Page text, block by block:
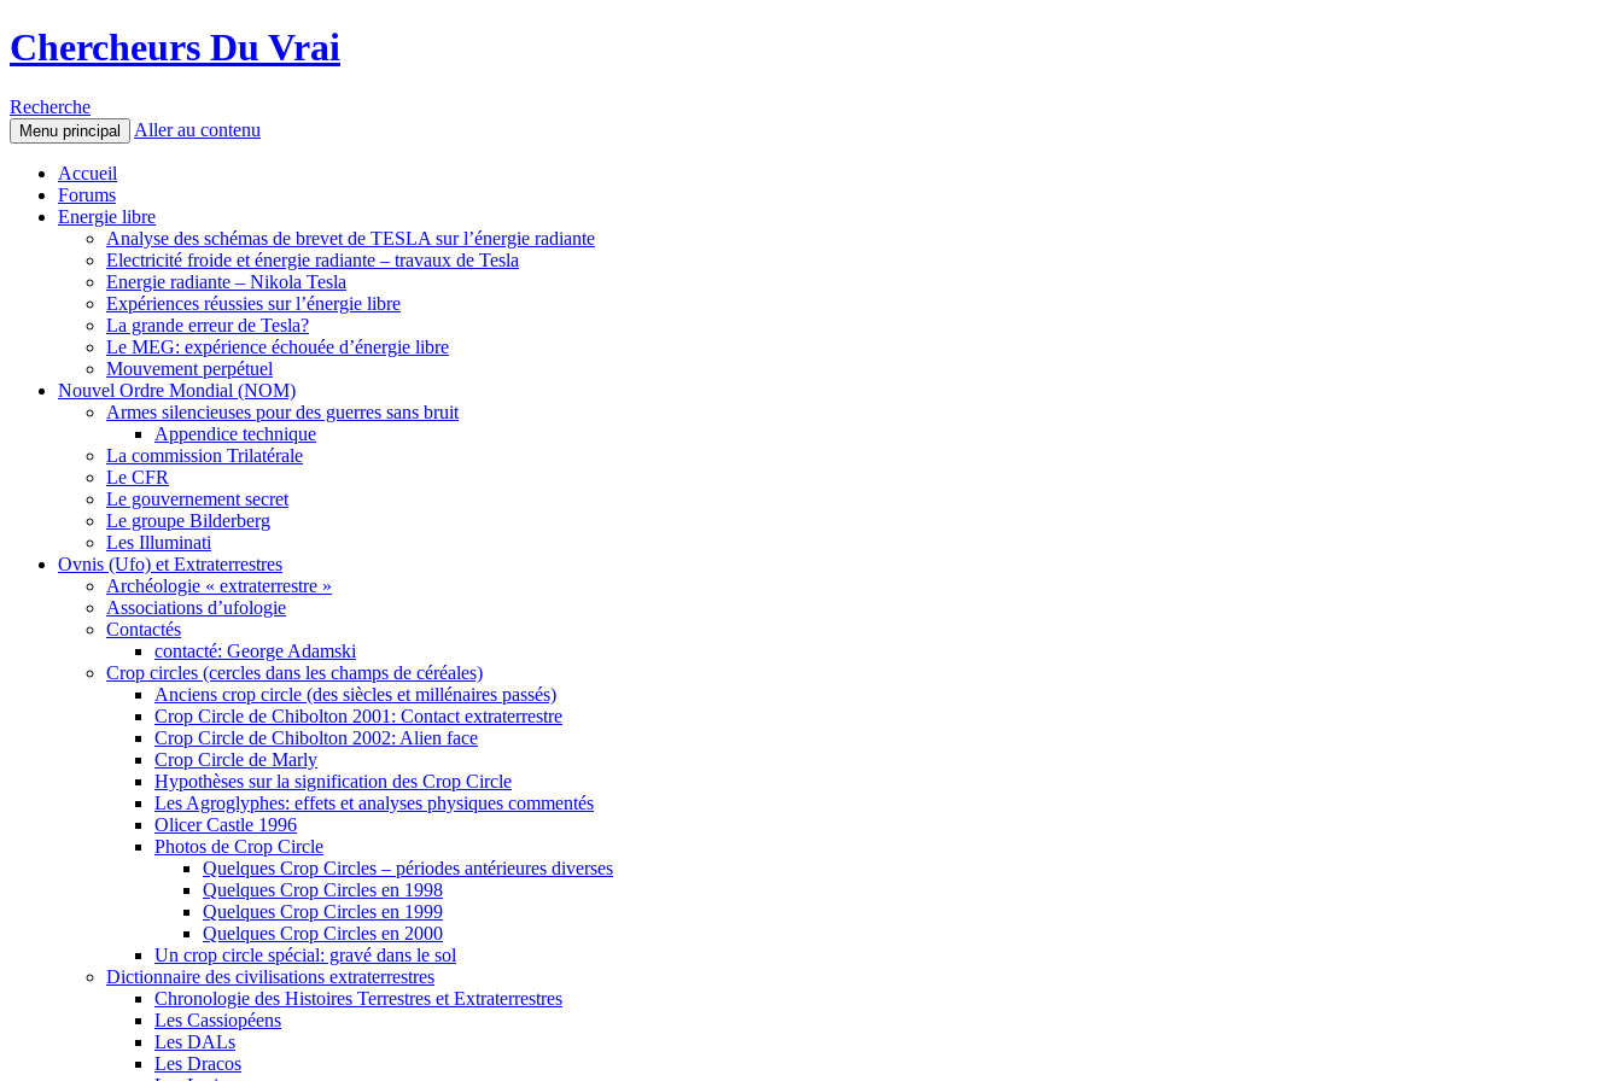
Chercheurs Du Vrai
Recherche
Menu principal Aller au contenu
Accueil
Forums
Energie libre
Analyse des schémas de brevet de TESLA sur l’énergie radiante
Electricité froide et énergie radiante – travaux de Tesla
Energie radiante – Nikola Tesla
Expériences réussies sur l’énergie libre
La grande erreur de Tesla?
Le MEG: expérience échouée d’énergie libre
Mouvement perpétuel
Nouvel Ordre Mondial (NOM)
Armes silencieuses pour des guerres sans bruit
Appendice technique
La commission Trilatérale
Le CFR
Le gouvernement secret
Le groupe Bilderberg
Les Illuminati
Ovnis (Ufo) et Extraterrestres
Archéologie « extraterrestre »
Associations d’ufologie
Contactés
contacté: George Adamski
Crop circles (cercles dans les champs de céréales)
Anciens crop circle (des siècles et millénaires passés)
Crop Circle de Chibolton 2001: Contact extraterrestre
Crop Circle de Chibolton 2002: Alien face
Crop Circle de Marly
Hypothèses sur la signification des Crop Circle
Les Agroglyphes: effets et analyses physiques commentés
Olicer Castle 1996
Photos de Crop Circle
Quelques Crop Circles – périodes antérieures diverses
Quelques Crop Circles en 1998
Quelques Crop Circles en 1999
Quelques Crop Circles en 2000
Un crop circle spécial: gravé dans le sol
Dictionnaire des civilisations extraterrestres
Chronologie des Histoires Terrestres et Extraterrestres
Les Cassiopéens
Les DALs
Les Dracos